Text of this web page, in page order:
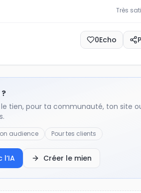
Très
0Echo
tien, pour ta communauté, ton site
audience Pour tes clients
Créer le mien